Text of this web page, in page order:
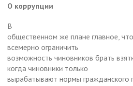
О коррупции
В
общественном же плане главное,
всемерно ограничить
возможность чиновников брать
когда чиновники только
вырабатывают нормы гражданского